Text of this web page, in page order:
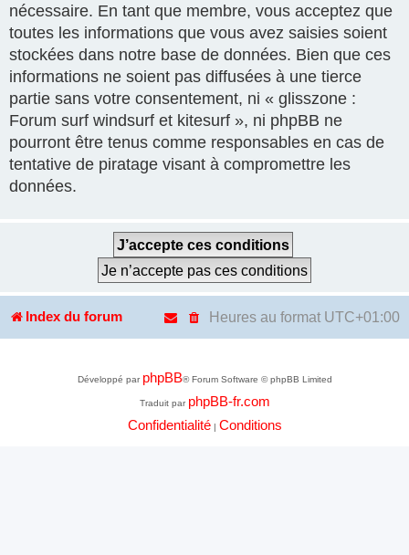
nécessaire. En tant que membre, vous acceptez que
toutes les informations que vous avez saisies soient
stockées dans notre base de données. Bien que ces
informations ne soient pas diffusées à une tierce
partie sans votre consentement, ni « glisszone :
Forum surf windsurf et kitesurf », ni phpBB ne
pourront être tenus comme responsables en cas de
tentative de piratage visant à compromettre les
données.
Index du forum Heures au format UTC+01:00
Développé par phpBB® Forum Software © phpBB Limited
Traduit par phpBB-fr.com
Confidentialité| Conditions